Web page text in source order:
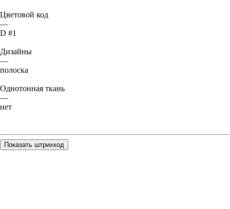
Цветовой код
—
D #1
Дизайны
—
полоска
Однотонная ткань
—
нет
Показать штрихкод